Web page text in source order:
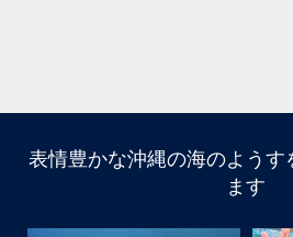
はいさい
アイランドメッセー
最近は、連日クルーザーチャータ
表情豊かな沖縄の海のようす
ます